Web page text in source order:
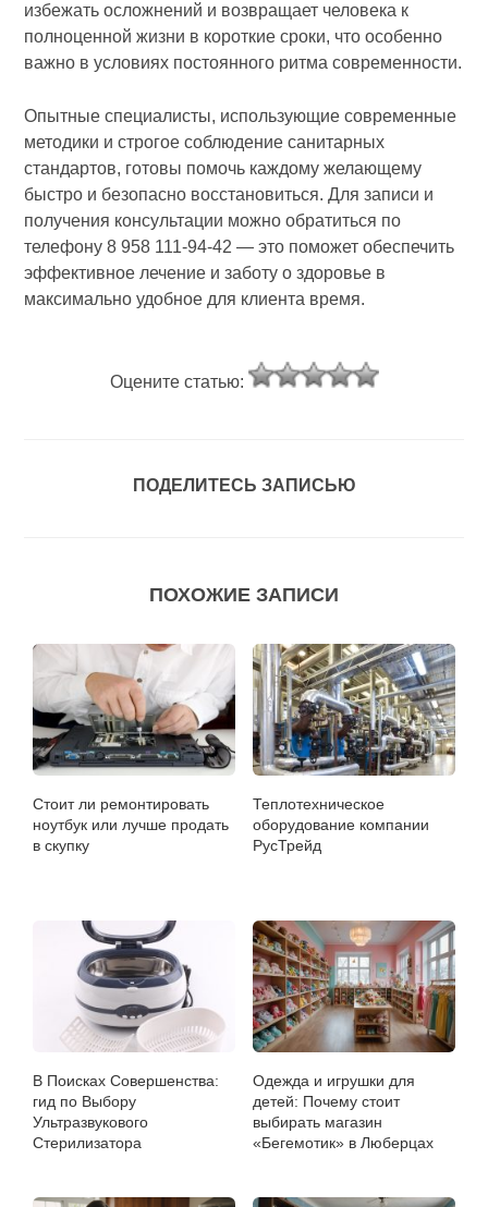
избежать осложнений и возвращает человека к
полноценной жизни в короткие сроки, что особенно
важно в условиях постоянного ритма современности.
Опытные специалисты, использующие современные
методики и строгое соблюдение санитарных
стандартов, готовы помочь каждому желающему
быстро и безопасно восстановиться. Для записи и
получения консультации можно обратиться по
телефону 8 958 111-94-42 — это поможет обеспечить
эффективное лечение и заботу о здоровье в
максимально удобное для клиента время.
Оцените статью:
ПОДЕЛИТЕСЬ ЗАПИСЬЮ
ПОХОЖИЕ ЗАПИСИ
Стоит ли ремонтировать
ноутбук или лучше продать
в скупку
Теплотехническое
оборудование компании
РусТрейд
В Поисках Совершенства:
гид по Выбору
Ультразвукового
Стерилизатора
Одежда и игрушки для
детей: Почему стоит
выбирать магазин
«Бегемотик» в Люберцах